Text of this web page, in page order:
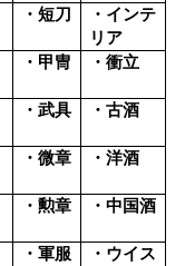
・短刀
・インテ
リア
・甲冑 ・衝立
・武具 ・古酒
・微章 ・洋酒
・勲章 ・中国酒
・軍服
・ウイス